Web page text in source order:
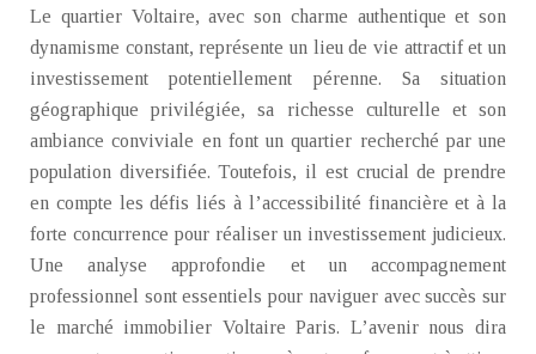
Le quartier Voltaire, avec son charme authentique et son
dynamisme constant, représente un lieu de vie attractif et un
investissement potentiellement pérenne. Sa situation
géographique privilégiée, sa richesse culturelle et son
ambiance conviviale en font un quartier recherché par une
population diversifiée. Toutefois, il est crucial de prendre
en compte les défis liés à l’accessibilité financière et à la
forte concurrence pour réaliser un investissement judicieux.
Une analyse approfondie et un accompagnement
professionnel sont essentiels pour naviguer avec succès sur
le marché immobilier Voltaire Paris. L’avenir nous dira